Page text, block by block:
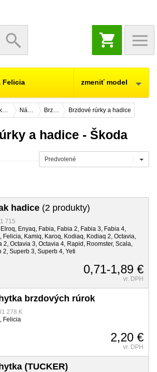
NÁKUPNÝ
KOŠÍK
Felicia zmeniť model
Škoda Felicia Náhradné diely Brzdový systém Brzdové rúrky a hadice
a hadice - Škoda
hadice (2 produkty)
715
Enyaq, Fabia, Fabia 2, Fabia 3, Fabia 4,
Felicia, Kamiq, Karoq, Kodiaq, Kodiaq 2, Octavia,
2, Octavia 3, Octavia 4, Rapid, Roomster, Scala,
2, Superb 3, Superb 4, Yeti
0,71-1,89 €
vr. DPH
brzdových rúrok
278 K
Felicia
2,20 €
vr. DPH
(TUCKER)
Predvolené